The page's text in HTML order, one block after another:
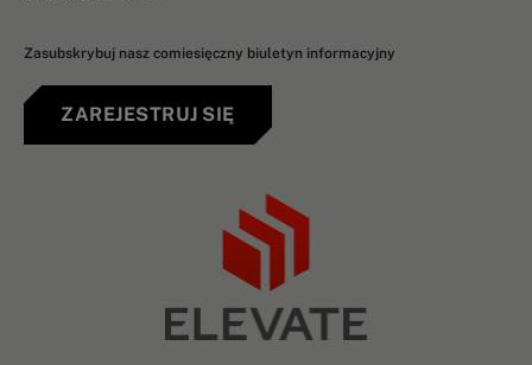
Zasubskrybuj nasz comiesięczny biuletyn informacyjny
ZAREJESTRUJ SIĘ